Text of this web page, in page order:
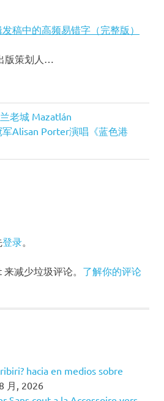
稿中的高频易错字（完整版）
版策划人…
老城 Mazatlán
Alisan Porter演唱《蓝色港
登录
减少垃圾评论。 了解你的评论
hacia en medios sobre
月, 2026